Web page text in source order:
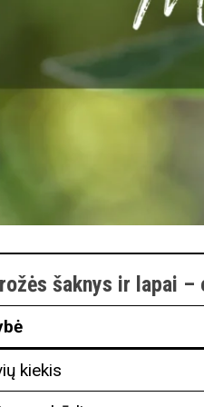
šaknys ir lapai
kiekis